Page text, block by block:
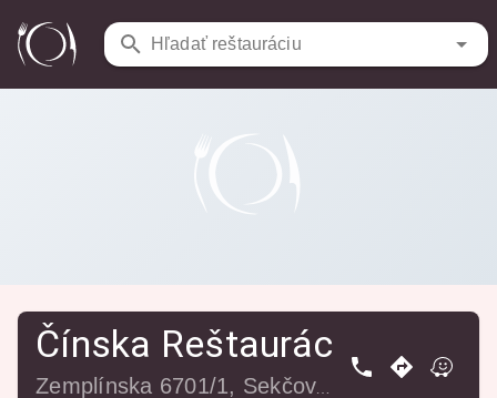
Hľadať reštauráciu
Reštaurácie / Čínska Reštaurácia Xi Hu
Čínska Reštaurácia Xi Hu
Zemplínska 6701/1, Sekčov, 080 01 Prešov, Slovensko